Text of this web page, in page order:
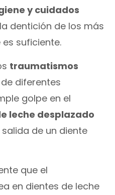
y cuidados
dentición de los más
suficiente.
traumatismos
diferentes
golpe en el
leche desplazado
de un diente
que el
en dientes de leche